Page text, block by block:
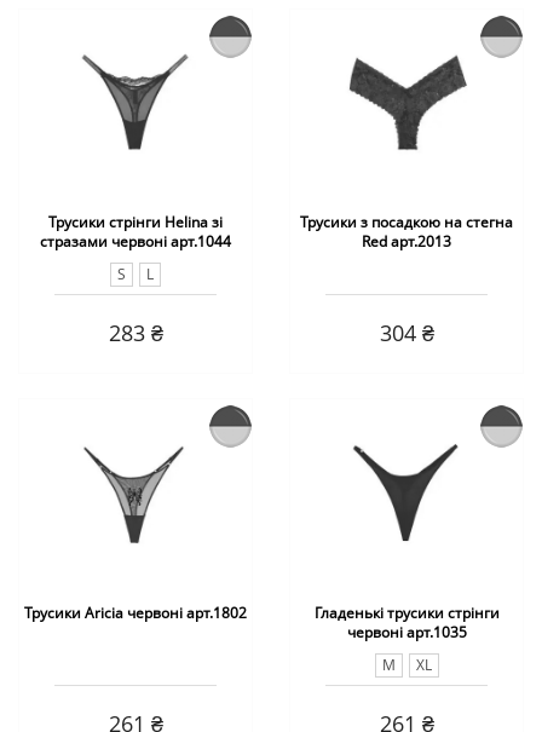
Трусики стрінги Helina зі
стразами червоні арт.1044
S
L
283 ₴
Трусики з посадкою на стегна
Red арт.2013
304 ₴
Трусики Aricia червоні арт.1802
261 ₴
Гладенькі трусики стрінги
червоні арт.1035
M
XL
261 ₴